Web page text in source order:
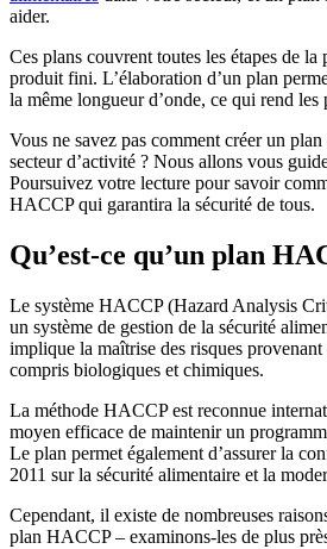
aider.
Ces plans couvrent toutes les étapes de la
produit fini. L’élaboration d’un plan
la même longueur d’onde, ce qui rend
Vous ne savez pas comment créer un
secteur d’activité ? Nous allons vous
Poursuivez votre lecture pour savoir
HACCP qui garantira la sécurité de tous.
Qu’est-ce qu’un plan
Le système HACCP (Hazard Analysis
un système de gestion de la sécurité
implique la maîtrise des risques
compris biologiques et chimiques.
La méthode HACCP est reconnue
moyen efficace de maintenir un
Le plan permet également d’assurer la
2011 sur la sécurité alimentaire et la
Cependant, il existe de nombreuses
plan HACCP – examinons-les de plus